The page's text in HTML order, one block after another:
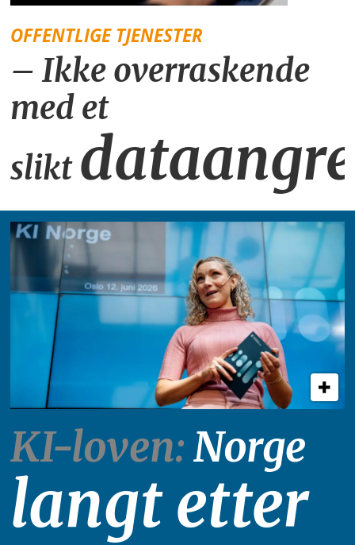
OFFENTLIGE TJENESTER
– Ikke overraskende
med et
slikt
KI-loven:Norge
langt etter